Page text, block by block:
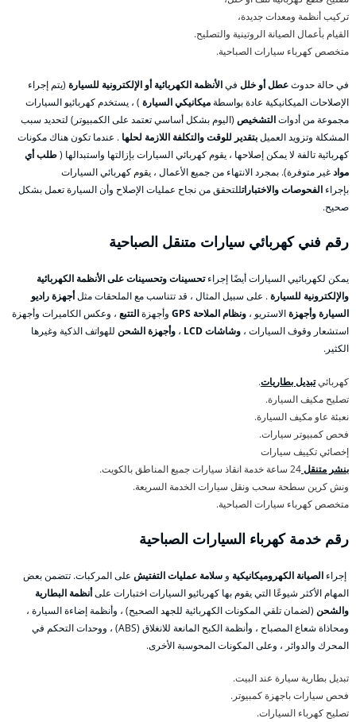
تركيب أنظمة ومعدات جديدة،
القيام بأعمال الصيانة الروتينية والتصليح.
متخصص كهرباء سيارات الصباحية.
في حالة حدوثعطل أو خلل فيالأنظمة الكهربائية أو الإلكترونية للسيارة (يتم إجراء
الإصلاحات الميكانيكية عادة بواسطةميكانيكي السيارة ) ، يستخدم كهربائيو السيارات
مجموعة من أدواتالتشخيص (اليوم بشكل أساسي تعتمد على الكمبيوتر) لتحديد سبب
المشكلة وتزويد العميلبتقدير للوقت والتكلفة اللازمة لحلها . عندما تكون هناك مكونات
كهربائية تالفة لا يمكن إصلاحها ، يقوم كهربائي السيارات بإزالتها واستبدالها (طلب أي
موادغير متوفرة). بمجرد الانتهاء من جميع الأعمال ، يقوم كهربائي السيارات
بإجراء الفحوصات والاختباراتللتحقق من نجاح عمليات الإصلاح وأن السيارة تعمل بشكل
صحيح.
رقم فني كهربائي سيارات متنقل الصباحية
يمكن لكهربائيي السيارات أيضًا إجراءتحسينات وتحسينات على الأنظمة الكهربائية
والإلكترونية للسيارة. على سبيل المثال ، قد تتناسب مع الملحقات مثلأجهزة راديو
السيارة وأجهزةالاستريو ، ونظام الملاحة GPS وأجهزةالتتبع ، وعكس الكاميرات وأجهزة
استشعار وقوف السيارات ، وشاشات LCD ، وأجهزة الشحن للهواتف الذكية وغيرها
الكثير.
كهربائيتبديل بطاريات.
تصليح مكيف السيارة.
نعبئة عاو مكيف السيارة.
فحص كمبيوتر سيارات.
إخصائي تكييف سيارات
بنشر متنقل24 ساعة خدمة انقاذ سيارات جميع المناطق بالكويت.
ونش كرين سطحة سحب ونقل سيارات الخدمة السريعة.
متخصص كهرباء سيارات الصباحية.
رقم خدمة كهرباء السيارات الصباحية
إجراء الصيانة الكهروميكانيكية و سلامة عمليات التفتيش على المركبات. تتضمن بعض
المهام الأكثر شيوعًا التي يقوم بها كهربائيو السيارات اختبارات علىأنظمة البطارية
والشحن (لضمان تلقي المكونات الكهربائية للجهد الصحيح) ، وأنظمة إضاءة السيارة ،
ومحاذاة شعاع المصباح ، وأنظمة الكبح المانعة للانغلاق (ABS) ، ووحدات التحكم في
المحرك والدوائر ، وعلى المكونات المحوسبة الأخرى.
تبديل بطارية سيارة عند البيت.
فحص سيارات باجهزة كمبيوتر.
تصليح كهرباء السيارات.